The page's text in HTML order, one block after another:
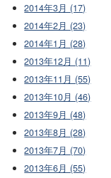
2014年3月 (17)
2014年2月 (23)
2014年1月 (28)
2013年12月 (11)
2013年11月 (55)
2013年10月 (46)
2013年9月 (48)
2013年8月 (28)
2013年7月 (70)
2013年6月 (55)